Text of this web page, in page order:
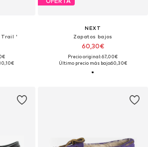
Trail '
NEXT
Zapatos bajos
60,30€
Precio original: 67,00€
Último precio más bajo:60,30€